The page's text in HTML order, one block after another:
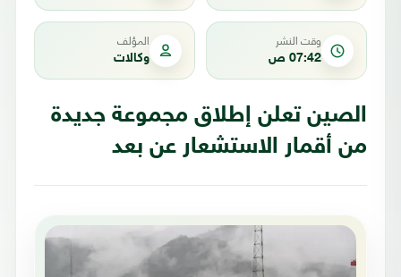
وقت النشر
07:42 ص
المؤلف
وكالات
الصين تعلن إطلاق مجموعة جديدة
من أقمار الاستشعار عن بعد